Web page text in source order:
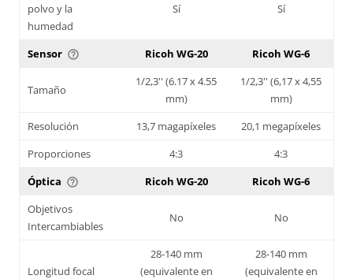
polvo y la
humedad
Sí Sí
Sensor help_outline Ricoh WG-20 Ricoh WG-6
Tamaño
1/2,3'' (6.17 x 4.55
mm)
1/2,3'' (6,17 x 4,55
mm)
Resolución
13,7 magapíxeles
20,1 megapíxeles
Proporciones
4:3
4:3
Óptica help_outline Ricoh WG-20
Ricoh WG-6
Objetivos
Intercambiables
No No
Longitud focal
28-140 mm
(equivalente en
28-140 mm
(equivalente en